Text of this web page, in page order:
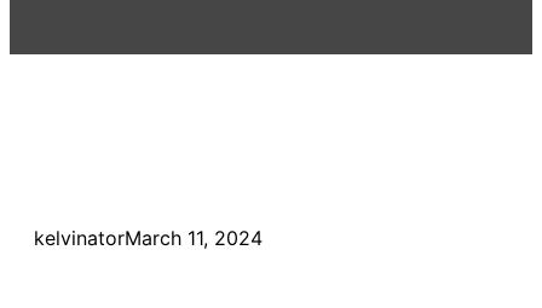
kelvinatorMarch 11, 2024